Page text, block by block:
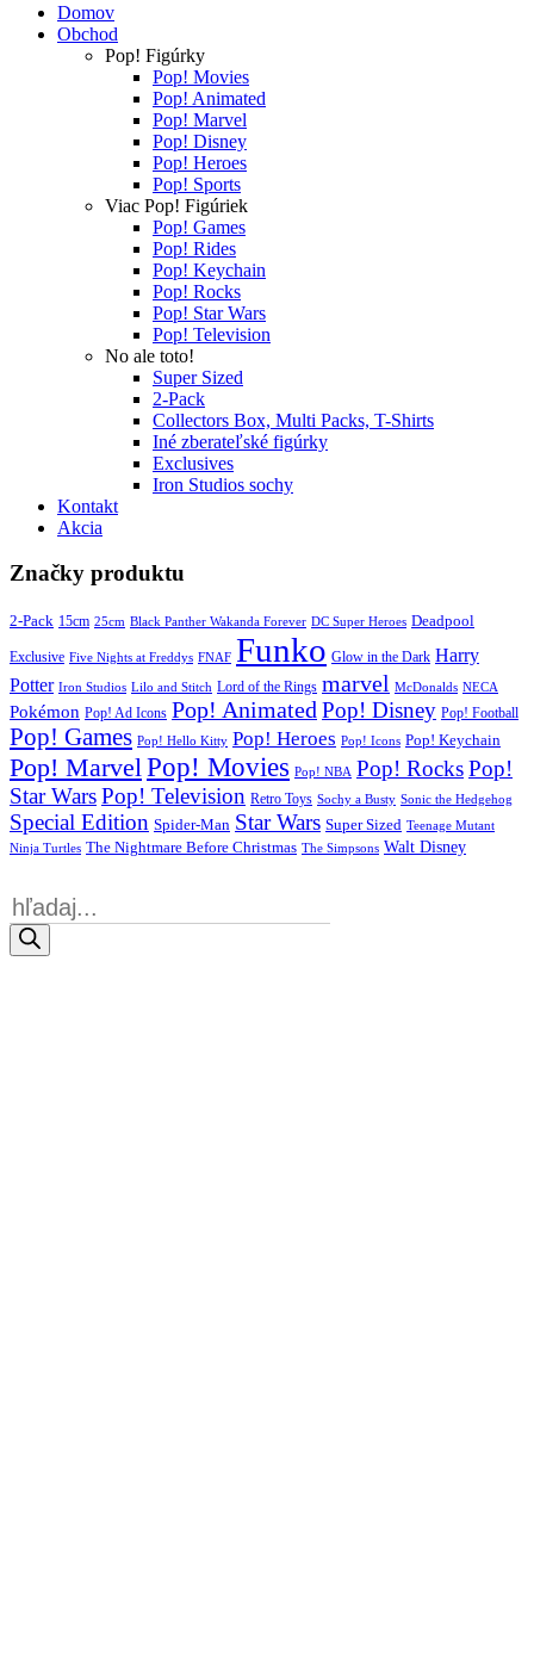
Domov
Obchod
Pop! Figúrky
Pop! Movies
Pop! Animated
Pop! Marvel
Pop! Disney
Pop! Heroes
Pop! Sports
Viac Pop! Figúriek
Pop! Games
Pop! Rides
Pop! Keychain
Pop! Rocks
Pop! Star Wars
Pop! Television
No ale toto!
Super Sized
2-Pack
Collectors Box, Multi Packs, T-Shirts
Iné zberateľské figúrky
Exclusives
Iron Studios sochy
Kontakt
Akcia
Značky produktu
2-Pack 15cm 25cm Black Panther Wakanda Forever DC Super Heroes Deadpool
Exclusive Five Nights at Freddys FNAF Funko Glow in the Dark Harry
Potter Iron Studios Lilo and Stitch Lord of the Rings marvel McDonalds NECA
Pokémon Pop! Ad Icons Pop! Animated Pop! Disney Pop! Football
Pop! Games Pop! Hello Kitty Pop! Heroes Pop! Icons Pop! Keychain
Pop! MarvelPop! Movies Pop! NBA Pop! RocksPop!
Star WarsPop! Television Retro Toys Sochy a Busty Sonic the Hedgehog
Special Edition Spider-Man Star Wars Super Sized Teenage Mutant
Ninja Turtles The Nightmare Before Christmas The Simpsons Walt Disney
Products
search